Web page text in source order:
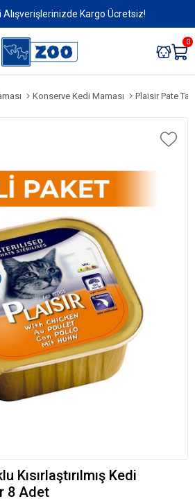
Alışverişlerinizde Kargo Ücretsiz!
0
Konserve Kedi Maması Plaisir Pate
Kısırlaştırılmış Kedi
8 Adet